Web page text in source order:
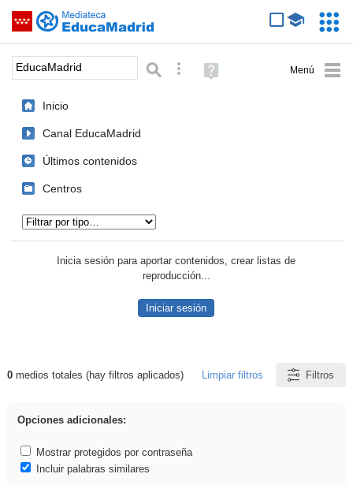
Saltar navegación
Palabra o frase: Búsqueda avanzada
Ayuda
(en
Inicio
Canal EducaMadrid
Últimos contenidos
Centros
Inicia sesión para aportar contenidos, crear listas de
reproducción...
Iniciar sesión
Resultados de: EducaMadrid
0medios totales (hay filtros aplicados) Limpiar filtros Filtros
Opciones adicionales:
Mostrar protegidos por contraseña
Incluir palabras similares